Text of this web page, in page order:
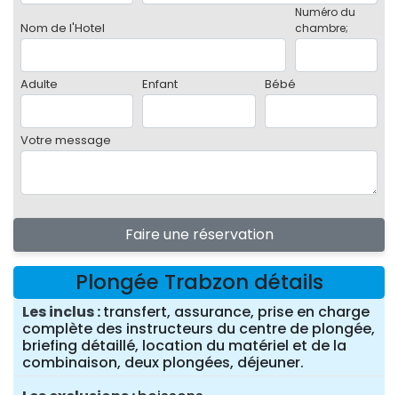
Nom de l'Hotel
Numéro du
chambre;
Adulte Enfant Bébé
Votre message
Faire une réservation
Plongée Trabzon détails
Les inclus transfert, assurance, prise en charge
complète des instructeurs du centre de plongée,
briefing détaillé, location du matériel et de la
combinaison, deux plongées, déjeuner.